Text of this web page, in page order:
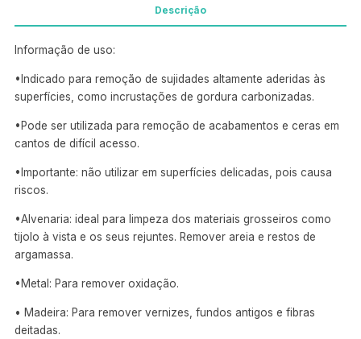
Descrição
Informação de uso:
•Indicado para remoção de sujidades altamente aderidas às
superfícies, como incrustações de gordura carbonizadas.
•Pode ser utilizada para remoção de acabamentos e ceras em
cantos de difícil acesso.
•Importante: não utilizar em superfícies delicadas, pois causa
riscos.
•Alvenaria: ideal para limpeza dos materiais grosseiros como
tijolo à vista e os seus rejuntes. Remover areia e restos de
argamassa.
•Metal: Para remover oxidação.
• Madeira: Para remover vernizes, fundos antigos e fibras
deitadas.